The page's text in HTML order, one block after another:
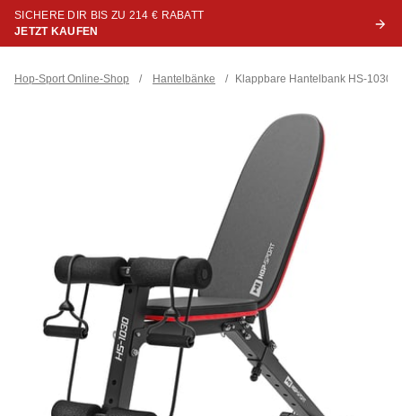
SICHERE DIR BIS ZU 214 € RABATT
JETZT KAUFEN
Hop-Sport Online-Shop / Hantelbänke / Klappbare Hantelbank HS-1030